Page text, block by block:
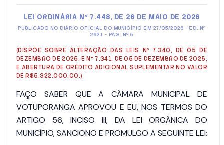
LEI ORDINÁRIA Nº 7.448, DE 26 DE MAIO DE 2026
PUBLICADO NO DIÁRIO OFICIAL DO MUNICÍPIO EM 27/05/2026 - ED. Nº
2621 - PÁG. Nº 5
(DISPÕE SOBRE ALTERAÇÃO DAS LEIS Nº 7.340, DE 05 DE
DEZEMBRO DE 2025, E N° 7.341, DE 05 DE DEZEMBRO DE 2025,
E ABERTURA DE CRÉDITO ADICIONAL SUPLEMENTAR NO VALOR
DE R$5.322.000,00.)
FAÇO SABER QUE A CÂMARA MUNICIPAL DE
VOTUPORANGA APROVOU E EU, NOS TERMOS DO
ARTIGO 56, INCISO III, DA LEI ORGÂNICA DO
MUNICÍPIO, SANCIONO E PROMULGO A SEGUINTE LEI: